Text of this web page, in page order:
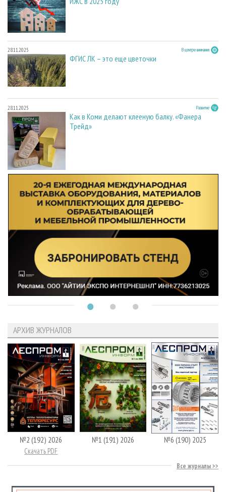
28.11.2025 В центре внимания
ФГИС ЛК – это еще цветочки
28.11.2025 Развитие
Как в Коми делают клееную балку. «Фанера
Трейд»
АРХИВ ЖУРНАЛОВ
№2 (192) 2026
Скачать PDF
№1 (191) 2026 №6 (190) 2025
Все журналы